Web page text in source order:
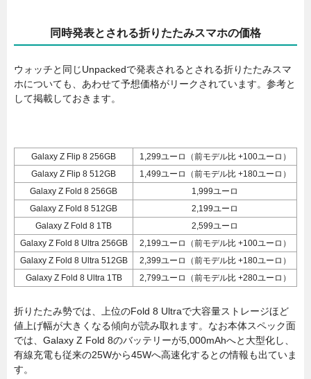
同時発表とされる折りたたみスマホの価格
ウォッチと同じUnpackedで発表されるとされる折りたたみスマ
ホについても、あわせて予想価格がリークされています。参考と
して掲載しておきます。
Galaxy Z Flip 8 256GB
1,299ユーロ（前モデル比 +100ユーロ）
Galaxy Z Flip 8 512GB
1,499ユーロ（前モデル比 +180ユーロ）
Galaxy Z Fold 8 256GB
1,999ユーロ
Galaxy Z Fold 8 512GB
2,199ユーロ
Galaxy Z Fold 8 1TB
2,599ユーロ
Galaxy Z Fold 8 Ultra 256GB
2,199ユーロ（前モデル比 +100ユーロ）
Galaxy Z Fold 8 Ultra 512GB
2,399ユーロ（前モデル比 +180ユーロ）
Galaxy Z Fold 8 Ultra 1TB
2,799ユーロ（前モデル比 +280ユーロ）
折りたたみ勢では、上位のFold 8 Ultraで大容量ストレージほど
値上げ幅が大きくなる傾向が読み取れます。なお本体スペック面
では、Galaxy Z Fold 8のバッテリーが5,000mAhへと大型化し、
有線充電も従来の25Wから45Wへ高速化するとの情報も出ていま
す。